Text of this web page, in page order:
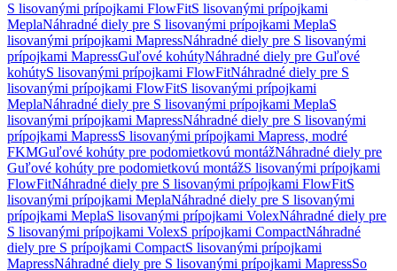
S lisovanými prípojkami FlowFitS lisovanými prípojkami
MeplaNáhradné diely pre S lisovanými prípojkami MeplaS
lisovanými prípojkami MapressNáhradné diely pre S lisovanými
prípojkami MapressGuľové kohútyNáhradné diely pre Guľové
kohútyS lisovanými prípojkami FlowFitNáhradné diely pre S
lisovanými prípojkami FlowFitS lisovanými prípojkami
MeplaNáhradné diely pre S lisovanými prípojkami MeplaS
lisovanými prípojkami MapressNáhradné diely pre S lisovanými
prípojkami MapressS lisovanými prípojkami Mapress, modré
FKMGuľové kohúty pre podomietkovú montážNáhradné diely pre
Guľové kohúty pre podomietkovú montážS lisovanými prípojkami
FlowFitNáhradné diely pre S lisovanými prípojkami FlowFitS
lisovanými prípojkami MeplaNáhradné diely pre S lisovanými
prípojkami MeplaS lisovanými prípojkami VolexNáhradné diely pre
S lisovanými prípojkami VolexS prípojkami CompactNáhradné
diely pre S prípojkami CompactS lisovanými prípojkami
MapressNáhradné diely pre S lisovanými prípojkami MapressSo